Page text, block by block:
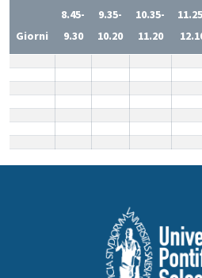
Giorni
8.45-
9.30
9.35-
10.20
10.35-
11.20